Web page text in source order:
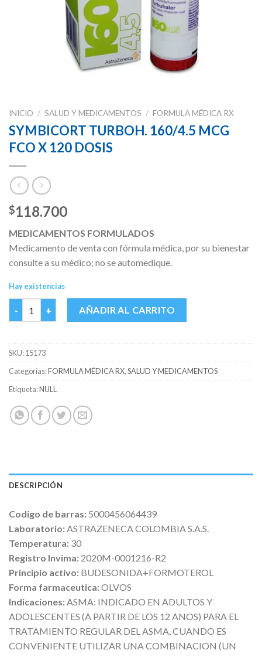
INICIO / SALUD Y MEDICAMENTOS / FORMULA MÉDICA RX
SYMBICORT TURBOH. 160/4.5 MCG
FCO X 120 DOSIS
$118.700
MEDICAMENTOS FORMULADOS
Medicamento de venta con fórmula médica, por su bienestar
consulte a su médico; no se automedique.
Hay existencias
SYMBICORT TURBOH. 160/4.5 MCG FCO X 120 DOSIS cantidad
AÑADIR AL CARRITO
SKU:15173
Categorías:FORMULA MÉDICA RX,SALUD Y MEDICAMENTOS
Etiqueta:NULL
DESCRIPCIÓN
Codigo de barras: 5000456064439
Laboratorio:ASTRAZENECA COLOMBIA S.A.S.
Temperatura: 30
Registro Invima: 2020M-0001216-R2
Principio activo: BUDESONIDA+FORMOTEROL
Forma farmaceutica:OLVOS
Indicaciones:ASMA: INDICADO EN ADULTOS Y
ADOLESCENTES (A PARTIR DE LOS 12 ANOS) PARA EL
TRATAMIENTO REGULAR DEL ASMA, CUANDO ES
CONVENIENTE UTILIZAR UNA COMBINACION (UN